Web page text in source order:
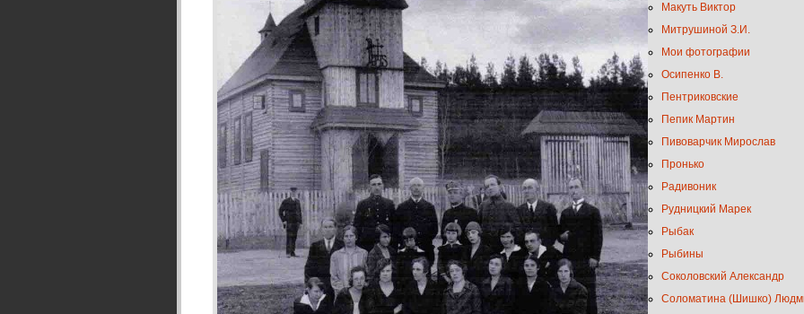
Макуть Виктор
Митрушиной З.И.
Мои фотографии
Осипенко В.
Пентриковские
Пепик Мартин
Пивоварчик Мирослав
Пронько
Радивоник
Рудницкий Марек
Рыбак
Рыбины
Соколовский Александр
Соломатина (Шишко)